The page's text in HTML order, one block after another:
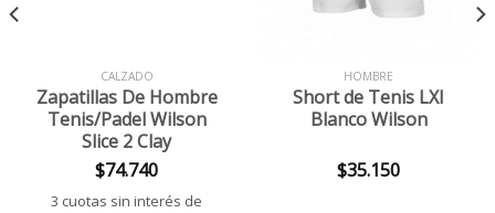
CALZADO
Zapatillas De Hombre
Tenis/Padel Wilson
Slice 2 Clay
$74.740
3 cuotas sin interés de
HOMBRE
Short de Tenis LXI
Blanco Wilson
$35.150